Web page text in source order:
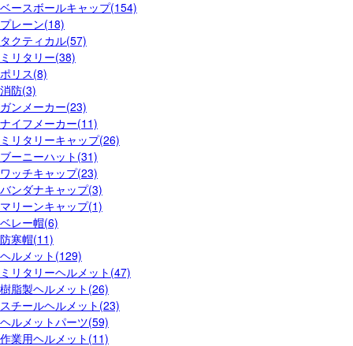
ベースボールキャップ(154)
プレーン(18)
タクティカル(57)
ミリタリー(38)
ポリス(8)
消防(3)
ガンメーカー(23)
ナイフメーカー(11)
ミリタリーキャップ(26)
ブーニーハット(31)
ワッチキャップ(23)
バンダナキャップ(3)
マリーンキャップ(1)
ベレー帽(6)
防寒帽(11)
ヘルメット(129)
ミリタリーヘルメット(47)
樹脂製ヘルメット(26)
スチールヘルメット(23)
ヘルメットパーツ(59)
作業用ヘルメット(11)